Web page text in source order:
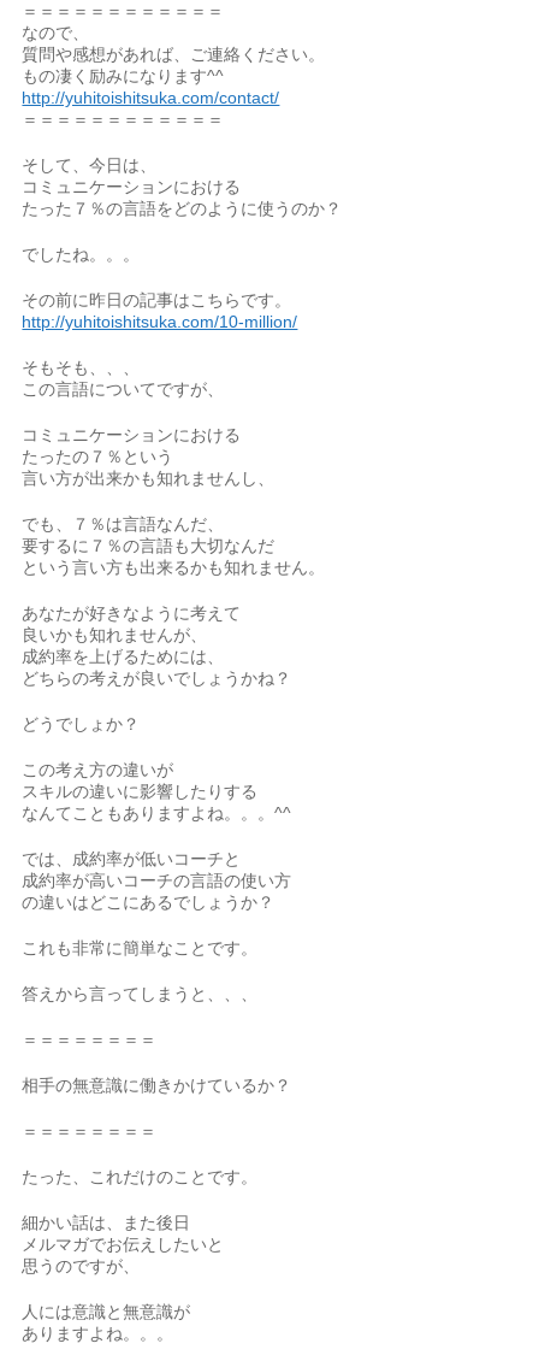
＝＝＝＝＝＝＝＝＝＝＝＝
なので、
質問や感想があれば、ご連絡ください。
もの凄く励みになります^^
http://yuhitoishitsuka.com/contact/
＝＝＝＝＝＝＝＝＝＝＝＝
そして、今日は、
コミュニケーションにおける
たった７％の言語をどのように使うのか？
でしたね。。。
その前に昨日の記事はこちらです。
http://yuhitoishitsuka.com/10-million/
そもそも、、、
この言語についてですが、
コミュニケーションにおける
たったの７％という
言い方が出来かも知れませんし、
でも、７％は言語なんだ、
要するに７％の言語も大切なんだ
という言い方も出来るかも知れません。
あなたが好きなように考えて
良いかも知れませんが、
成約率を上げるためには、
どちらの考えが良いでしょうかね？
どうでしょか？
この考え方の違いが
スキルの違いに影響したりする
なんてこともありますよね。。。^^
では、成約率が低いコーチと
成約率が高いコーチの言語の使い方
の違いはどこにあるでしょうか？
これも非常に簡単なことです。
答えから言ってしまうと、、、
＝＝＝＝＝＝＝＝
相手の無意識に働きかけているか？
＝＝＝＝＝＝＝＝
たった、これだけのことです。
細かい話は、また後日
メルマガでお伝えしたいと
思うのですが、
人には意識と無意識が
ありますよね。。。